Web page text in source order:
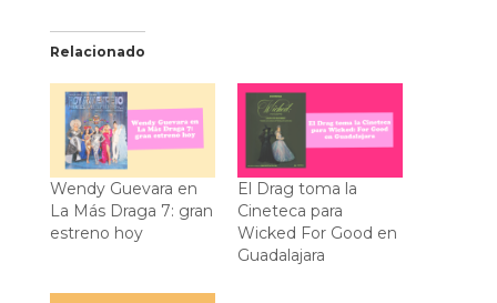
Relacionado
Wendy Guevara en
La Más Draga 7: gran
estreno hoy
El Drag toma la
Cineteca para
Wicked For Good en
Guadalajara